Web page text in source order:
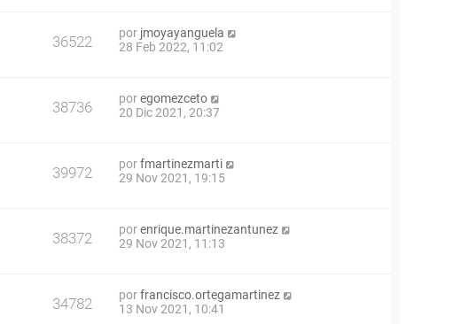
36522 por jmoyayanguela
28 Feb 2022, 11:02
38736 poregomezceto
20 Dic 2021, 20:37
39972 porfmartinezmarti
29 Nov 2021, 19:15
38372 porenrique.martinezantunez
29 Nov 2021, 11:13
34782 porfrancisco.ortegamartinez
13 Nov 2021, 10:41